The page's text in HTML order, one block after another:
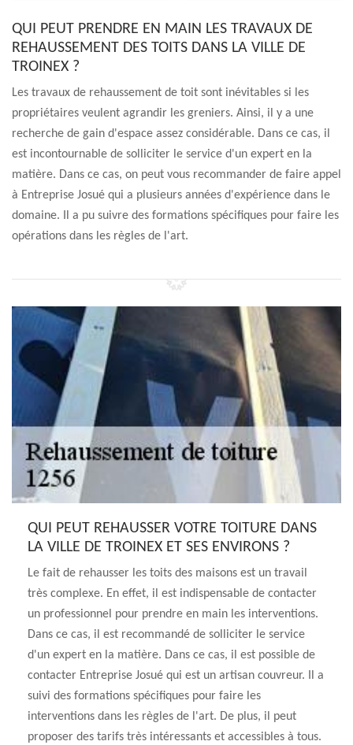
QUI PEUT PRENDRE EN MAIN LES TRAVAUX DE
REHAUSSEMENT DES TOITS DANS LA VILLE DE
TROINEX ?
Les travaux de rehaussement de toit sont inévitables si les
propriétaires veulent agrandir les greniers. Ainsi, il y a une
recherche de gain d'espace assez considérable. Dans ce cas, il
est incontournable de solliciter le service d'un expert en la
matière. Dans ce cas, on peut vous recommander de faire appel
à Entreprise Josué qui a plusieurs années d'expérience dans le
domaine. Il a pu suivre des formations spécifiques pour faire les
opérations dans les règles de l'art.
QUI PEUT REHAUSSER VOTRE TOITURE DANS
LA VILLE DE TROINEX ET SES ENVIRONS ?
Le fait de rehausser les toits des maisons est un travail
très complexe. En effet, il est indispensable de contacter
un professionnel pour prendre en main les interventions.
Dans ce cas, il est recommandé de solliciter le service
d'un expert en la matière. Dans ce cas, il est possible de
contacter Entreprise Josué qui est un artisan couvreur. Il a
suivi des formations spécifiques pour faire les
interventions dans les règles de l'art. De plus, il peut
proposer des tarifs très intéressants et accessibles à tous.